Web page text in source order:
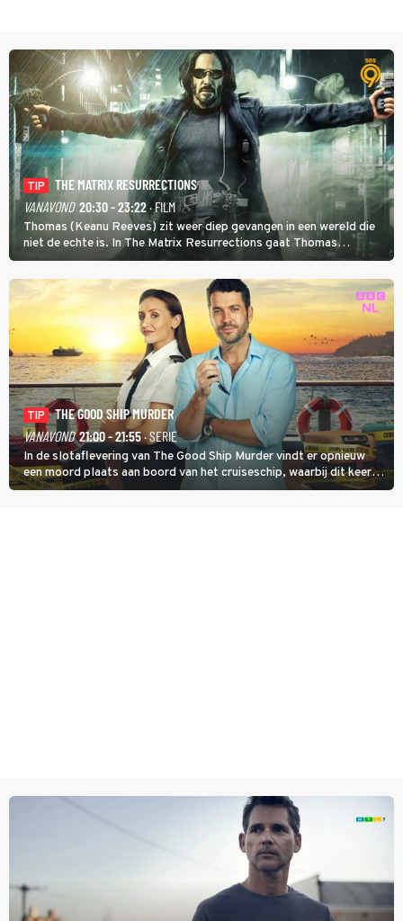
TIP
THE MATRIX RESURRECTIONS
VANAVOND 20:30 - 23:22· FILM
Thomas (Keanu Reeves) zit weer diep gevangen in een wereld die
niet de echte is. In The Matrix Resurrections gaat Thomas
proberen uit deze schijnwereld te ontsnappen.
TIP
THE GOOD SHIP MURDER
VANAVOND 21:00 - 21:55· SERIE
In de slotaflevering van The Good Ship Murder vindt er opnieuw
een moord plaats aan boord van het cruiseschip, waarbij dit keer
een bemanningslid het slachtoffer is en kapitein Marlowe de dader